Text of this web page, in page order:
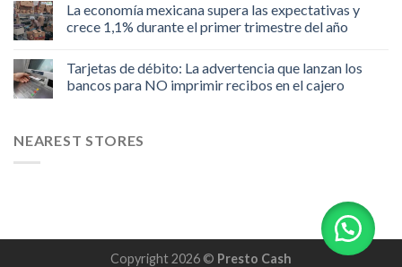
La economía mexicana supera las expectativas y
crece 1,1% durante el primer trimestre del año
Tarjetas de débito: La advertencia que lanzan los
bancos para NO imprimir recibos en el cajero
NEAREST STORES
Copyright 2026 © Presto Cash